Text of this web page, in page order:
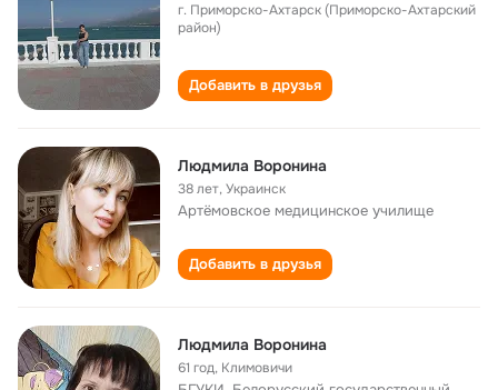
г. Приморско-Ахтарск (Приморско-Ахтарский
район)
Добавить в друзья
Людмила Воронина
38 лет,Украинск
Артёмовское медицинское училище
Добавить в друзья
Людмила Воронина
61 год, Климовичи